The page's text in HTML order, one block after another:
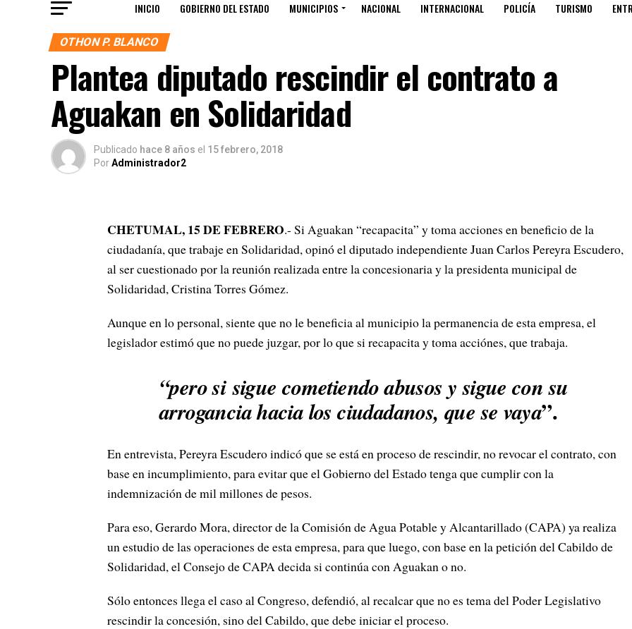
INICIO GOBIERNO DEL ESTADO MUNICIPIOS NACIONAL INTERNACIONAL POLICÍA TURISMO
OTHON P. BLANCO
Plantea diputado rescindir el contrato a
Aguakan en Solidaridad
Publicado hace 8 años el 15 febrero, 2018
PorAdministrador2
CHETUMAL, 15 DE FEBRERO.- Si Aguakan “recapacita” y toma acciones en beneficio de la
ciudadanía, que trabaje en Solidaridad, opinó el diputado independiente Juan Carlos Pereyra Escudero,
al ser cuestionado por la reunión realizada entre la concesionaria y la presidenta municipal de
Solidaridad, Cristina Torres Gómez.
Aunque en lo personal, siente que no le beneficia al municipio la permanencia de esta empresa, el
legislador estimó que no puede juzgar, por lo que si recapacita y toma acciónes, que trabaja.
“pero sisigue cometiendo abusos y sigue con su
arrogancia hacia los ciudadanos, que se vaya”.
En entrevista, Pereyra Escudero indicó que se está en proceso de rescindir, no revocar el contrato, con
base en incumplimiento, para evitar que el Gobierno del Estado tenga que cumplir con la
indemnización de mil millones de pesos.
Para eso, Gerardo Mora, director de la Comisión de Agua Potable y Alcantarillado (CAPA) ya realiza
un estudio de las operaciones de esta empresa, para que luego, con base en la petición del Cabildo de
Solidaridad, el Consejo de CAPA decida si continúa con Aguakan o no.
Sólo entonces llega el caso al Congreso, defendió, al recalcar que no es tema del Poder Legislativo
rescindir la concesión, sino del Cabildo, que debe iniciar el proceso.
CLIMA